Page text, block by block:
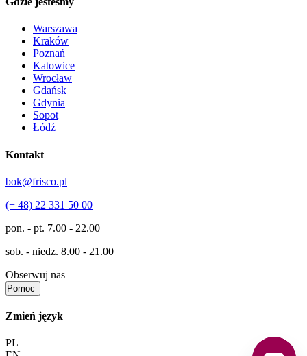
Warszawa
Kraków
Poznań
Katowice
Wrocław
Gdańsk
Gdynia
Sopot
Łódź
Kontakt
bok@frisco.pl
(+ 48) 22 331 50 00
pon. - pt. 7.00 - 22.00
sob. - niedz. 8.00 - 21.00
Obserwuj nas
Pomoc
Zmień język
PL